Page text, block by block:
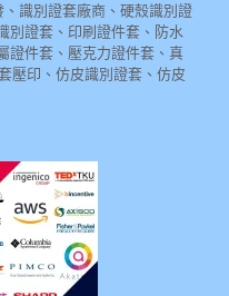
識別證套廠商、硬殼識別證
別證套、印刷證件套、防水
證件套、壓克力證件套、真
壓印、仿皮識別證套、仿皮